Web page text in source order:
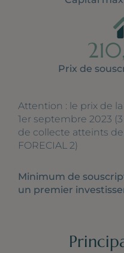
Prix de
Attention : le prix de
1er septembre 2023
de collecte atteints
FORECIAL 2)
Minimum de
un premier